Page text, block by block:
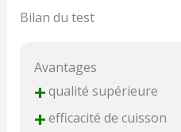
Bilan du test
Avantages
+qualité supérieure
+efficacité de cuisson